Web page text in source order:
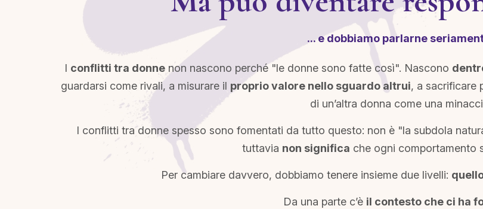
... e dobbiamo parlarne
I conflitti tra donne non nascono perché "le donne sono fatte così". Nascono
guardarsi come rivali, a misurare il proprio valore nello sguardo altrui, a sacrificare
di un’altra donna come una
I conflitti tra donne spesso sono fomentati da tutto questo: non è "la subdola
tuttavia non significa che ogni comportamento
Per cambiare davvero, dobbiamo tenere insieme due livelli:
Da una parte c’è il contesto che ci ha